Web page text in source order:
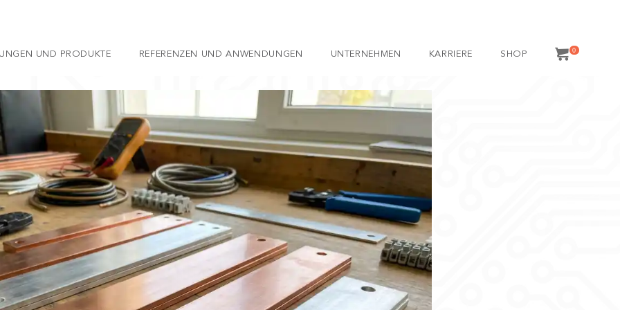
UND PRODUKTE REFERENZEN UND ANWENDUNGEN UNTERNEHMEN KARRIERE SHOP 0